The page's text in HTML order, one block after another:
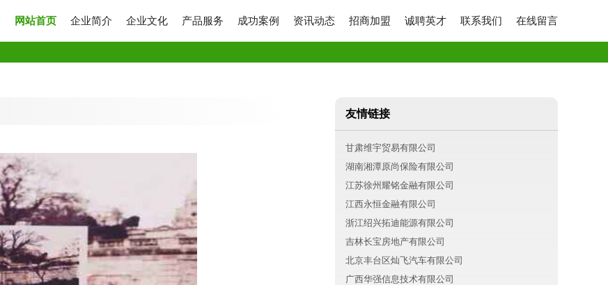
网站首页 企业简介 企业文化 产品服务 成功案例 资讯动态 招商加盟 诚聘英才 联系我们 在线留言
友情链接
甘肃维宇贸易有限公司
湖南湘潭原尚保险有限公司
江苏徐州耀铭金融有限公司
江西永恒金融有限公司
浙江绍兴拓迪能源有限公司
吉林长宝房地产有限公司
北京丰台区灿飞汽车有限公司
广西华强信息技术有限公司